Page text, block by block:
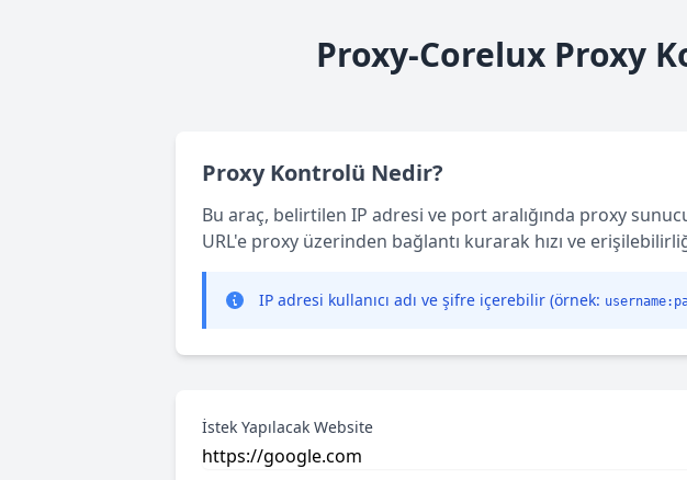
Proxy-Corelux Proxy
Proxy Kontrolü Nedir?
Bu araç, belirtilen IP adresi ve port aralığında proxy
URL'e proxy üzerinden bağlantı kurarak hızı ve
IP adresi kullanıcı adı ve şifre içerebilir (örnek:
İstek Yapılacak Website